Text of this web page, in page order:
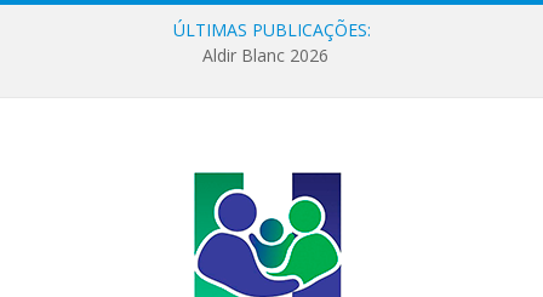
ÚLTIMAS PUBLICAÇÕES:
Aldir Blanc 2026